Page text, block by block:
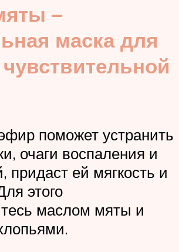
–
маска для
поможет устранить
очаги воспаления и
ей мягкость и
этого
маслом мяты и